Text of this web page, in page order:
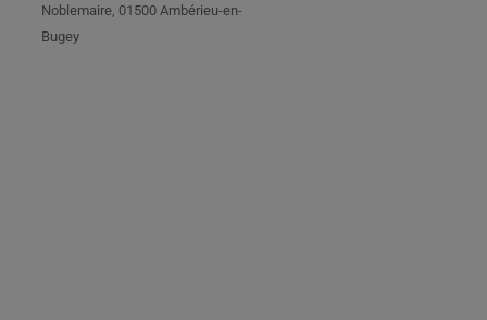
Noblemaire, 01500 Ambérieu-en-
Bugey